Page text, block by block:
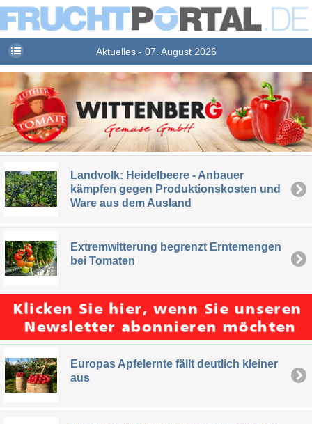
Aktuelles - 07. August 2026
Landvolk: Heidelbeere - Anbauer
kämpfen gegen Produktionskosten und
Ware aus dem Ausland
Extremwitterung begrenzt Erntemengen
bei Tomaten
Europas Apfelernte fällt deutlich kleiner
aus